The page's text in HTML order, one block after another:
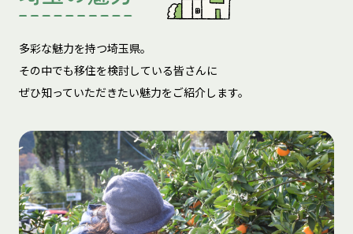
多彩な魅力を持つ埼玉県。
その中でも移住を検討している皆さんに
ぜひ知っていただきたい魅力をご紹介します。